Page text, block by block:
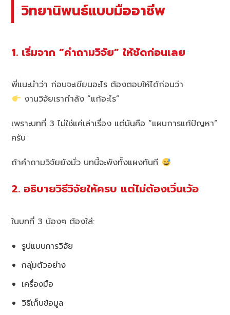
วิทยานิพนธ์แบบมืออาชีพ
1. เริ่มจาก “คำถามวิจัย” ให้ชัดก่อนเลย
พี่แนะนำว่า ก่อนจะเขียนอะไร ต้องตอบให้ได้ก่อนว่า
งานวิจัยเรากำลัง “แก้อะไร”
เพราะบทที่ 3 ไม่ใช่แค่เล่าเรื่อง แต่มันคือ “แผนการแก้ปัญหา”
ครับ
ถ้าคำถามวิจัยยังมั่ว บทนี้จะพังทั้งแผงทันที
2. อธิบายวิธีวิจัยให้ครบ แต่ไม่ต้องเวิ่นเว้อ
ในบทที่ 3 น้องๆ ต้องใส่:
รูปแบบการวิจัย
กลุ่มตัวอย่าง
เครื่องมือ
วิธีเก็บข้อมูล